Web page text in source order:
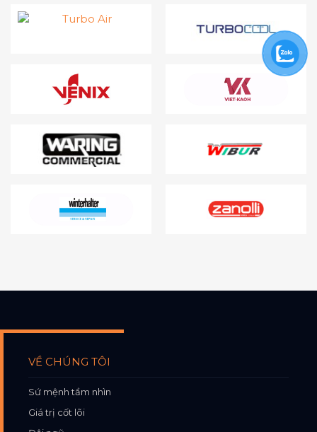
VỀ CHÚNG TÔI
Sứ mệnh tầm nhìn
Giá trị cốt lõi